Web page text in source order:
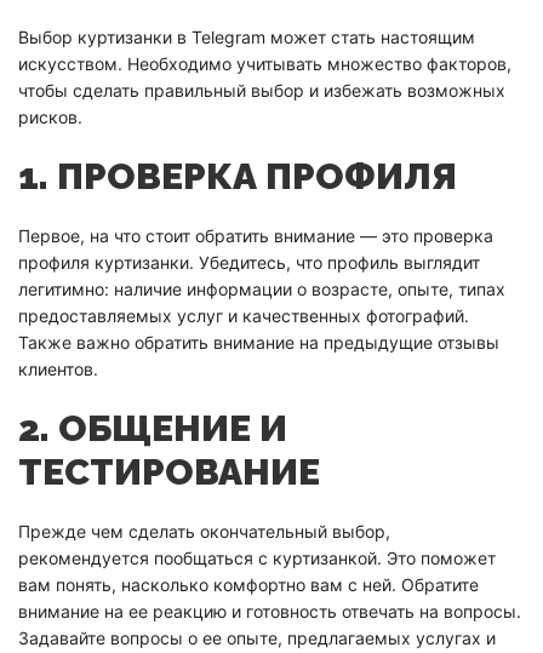
Выбор куртизанки в Telegram может стать настоящим
искусством. Необходимо учитывать множество факторов,
чтобы сделать правильный выбор и избежать возможных
рисков.
1. ПРОВЕРКА ПРОФИЛЯ
Первое, на что стоит обратить внимание — это проверка
профиля куртизанки. Убедитесь, что профиль выглядит
легитимно: наличие информации о возрасте, опыте, типах
предоставляемых услуг и качественных фотографий.
Также важно обратить внимание на предыдущие отзывы
клиентов.
2. ОБЩЕНИЕ И
ТЕСТИРОВАНИЕ
Прежде чем сделать окончательный выбор,
рекомендуется пообщаться с куртизанкой. Это поможет
вам понять, насколько комфортно вам с ней. Обратите
внимание на ее реакцию и готовность отвечать на вопросы.
Задавайте вопросы о ее опыте, предлагаемых услугах и